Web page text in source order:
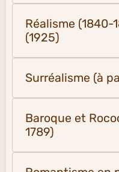
Réalisme (1840-
(1925)
Surréalisme (à
Baroque et
1789)